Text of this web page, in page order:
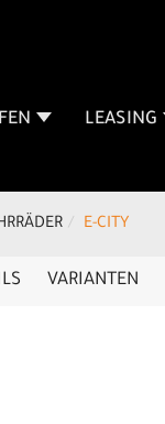
LEASING
E-CITY
VARIANTEN